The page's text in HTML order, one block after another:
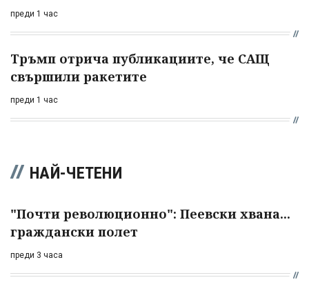
преди 1 час
Тръмп отрича публикациите, че САЩ
свършили ракетите
преди 1 час
НАЙ-ЧЕТЕНИ
"Почти революционно": Пеевски хвана...
граждански полет
преди 3 часа